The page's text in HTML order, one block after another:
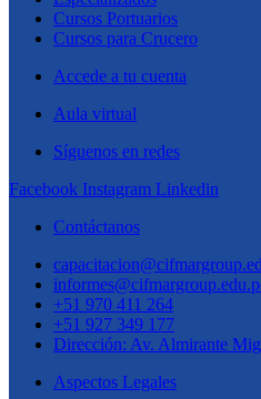
Cursos Portuarios
Cursos para Crucero
Accede a tu cuenta
Aula virtual
Síguenos en redes
Facebook Instagram Linkedin
Contáctanos
+51 970 411 264
+51 927 349 177
Dirección: Av. Almirante
Aspectos Legales